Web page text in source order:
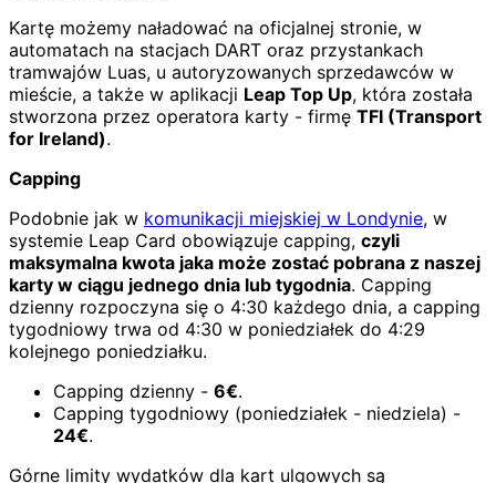
Kartę możemy naładować na oficjalnej stronie, w
automatach na stacjach DART oraz przystankach
tramwajów Luas, u autoryzowanych sprzedawców w
mieście, a także w aplikacji Leap Top Up, która została
stworzona przez operatora karty - firmę TFI (Transport
for Ireland).
Capping
Podobnie jak w komunikacji miejskiej w Londynie, w
systemie Leap Card obowiązuje capping, czyli
maksymalna kwota jaka może zostać pobrana z naszej
karty w ciągu jednego dnia lub tygodnia. Capping
dzienny rozpoczyna się o 4:30 każdego dnia, a capping
tygodniowy trwa od 4:30 w poniedziałek do 4:29
kolejnego poniedziałku.
Capping dzienny - 6€.
Capping tygodniowy (poniedziałek - niedziela) -
24€.
Górne limity wydatków dla kart ulgowych są